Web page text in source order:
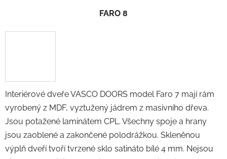
Interiérové dveře VASCO DOORS model Faro 7 mají rám
vyrobený z MDF, vyztužený jádrem z masivního dřeva.
Jsou potažené laminátem CPL. Všechny spoje a hrany
jsou zaoblené a zakončené polodrážkou. Skleněnou
výplň dveří tvoří tvrzené sklo satináto bílé 4 mm. Nejsou
FARO 8